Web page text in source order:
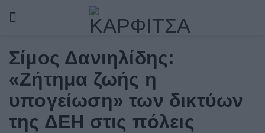
Σίμος Δανιηλίδης:
«Ζήτημα ζωής η
υπογείωση» των δικτύων
της ΔΕΗ στις πόλεις